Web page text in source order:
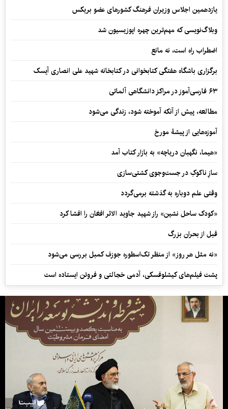
یازدهمین اجلاس وزیران فرهنگ کشورهای عضو بریکس
وبلاگ‌نویسی که مهم‌ترین چهره اپوزیسیون شد
اضطراب راه است، نه مانع
برگزاری باشگاه هفتگی کتابخوانی در کتابخانه شهید علی انصاری آیسک
۶۳ فارسی‌آموز در مراکز دانشگاهی آلماتی
مطالعه، پیش از آنکه آموخته شود، زندگی می‌شود
آموزه‌هایی از پیشۀ مورخ
«هیما، نگهبان دریاچه» به بازار کتاب آمد
سازِ ناکوکِ در جست‌وجوی کشتی‌سازی
وقتی علم دوباره به گذشته برمی‌گردد
«کودک ساحل نشین» راز شهید جاوید الاثر افغان را افشا کرد
قبل از بحران بزرگ
«نه مثل هر روز» از منظر تک‌اسطوره جوزف کمبل بررسی می‌شود
پشت فیلم‌های کیشلوفسکی، آدمی خجالتی و فروتن ایستاده است